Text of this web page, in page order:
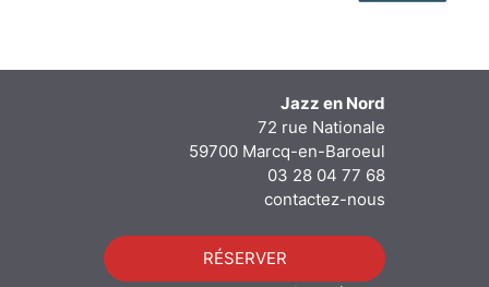
Jazz en Nord
72 rue Nationale
59700 Marcq-en-Baroeul
03 28 04 77 68
contactez-nous
RÉSERVER